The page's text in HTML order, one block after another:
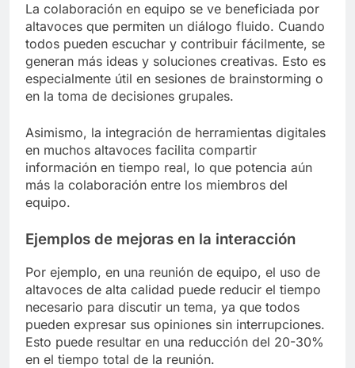
La colaboración en equipo se ve beneficiada por
altavoces que permiten un diálogo fluido. Cuando
todos pueden escuchar y contribuir fácilmente, se
generan más ideas y soluciones creativas. Esto es
especialmente útil en sesiones de brainstorming o
en la toma de decisiones grupales.
Asimismo, la integración de herramientas digitales
en muchos altavoces facilita compartir
información en tiempo real, lo que potencia aún
más la colaboración entre los miembros del
equipo.
Ejemplos de mejoras en la interacción
Por ejemplo, en una reunión de equipo, el uso de
altavoces de alta calidad puede reducir el tiempo
necesario para discutir un tema, ya que todos
pueden expresar sus opiniones sin interrupciones.
Esto puede resultar en una reducción del 20-30%
en el tiempo total de la reunión.